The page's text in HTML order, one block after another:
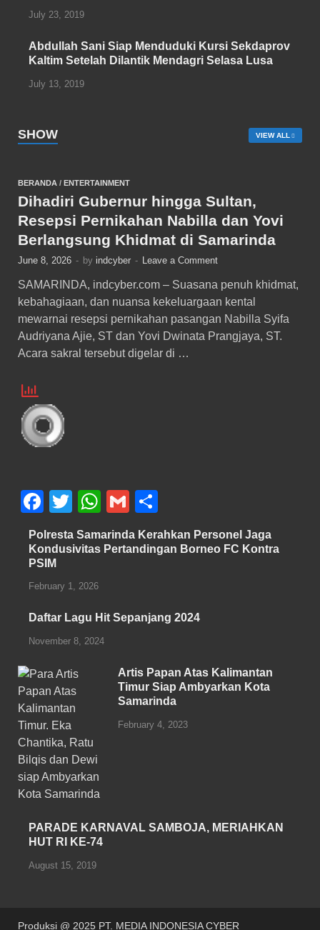
July 23, 2019
Abdullah Sani Siap Menduduki Kursi Sekdaprov
Kaltim Setelah Dilantik Mendagri Selasa Lusa
July 13, 2019
SHOW VIEW ALL
BERANDA / ENTERTAINMENT
Dihadiri Gubernur hingga Sultan,
Resepsi Pernikahan Nabilla dan Yovi
Berlangsung Khidmat di Samarinda
June 8, 2026 - by indcyber - Leave a Comment
SAMARINDA, indcyber.com – Suasana penuh khidmat,
kebahagiaan, dan nuansa kekeluargaan kental
mewarnai resepsi pernikahan pasangan Nabilla Syifa
Audriyana Ajie, ST dan Yovi Dwinata Prangjaya, ST.
Acara sakral tersebut digelar di …
F
a
c
e
b
o
o
T
wi
tt
W
h
at
p
p
G
m
ail
h
ar
Polresta Samarinda Kerahkan Personel Jaga
Kondusivitas Pertandingan Borneo FC Kontra
PSIM
February 1, 2026
Daftar Lagu Hit Sepanjang 2024
November 8, 2024
Artis Papan Atas Kalimantan
Timur Siap Ambyarkan Kota
Samarinda
February 4, 2023
PARADE KARNAVAL SAMBOJA, MERIAHKAN
HUT RI KE-74
August 15, 2019
Produksi @ 2025 PT. MEDIA INDONESIA CYBER